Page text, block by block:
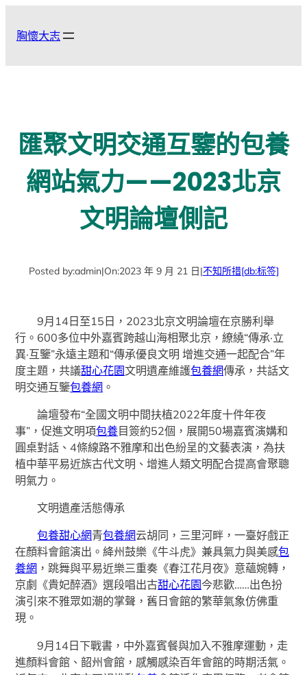
胸懷大志
匯聚文明交通互鑒的包養
網站氣力——2023北京
文明論壇側記
Posted by:admin|On:2023 年 9 月 21 日|不知所措[db:标签]
9月14日至15日，2023北京文明論壇在京勝利舉
行。600多位中外嘉賓跨越山海相聚北京，繚繞“傳承·立
異·互鑒”永遠主題和“傳承優良文明 增進交通一起配合”年
度主題，共議甜心花園文明遺產維護包養網傳承，共話文
明交通互鑒包養網 。
論壇發布“全國文明中間扶植2022年度十件年夜
事”，促進文明項包養目簽約52個，展開50場嘉賓演媾和
圓桌對話、4條線路不雅摩和出色紛呈的文藝表演，為扶
植中華平易近族古代文明、增進人類文明配合提高會聚聰
明氣力。
文明遺產活態傳承
包養甜心網青包養網云胡同，三里河畔，一臺好戲正
在顏料會館演出。絳州鼓樂《牛斗虎》兼具氣力與美感包
養網 ，跳舞與平易近樂三重奏《春江花月夜》意蘊婉轉，
京劇《貴妃醉酒》選段唱出古甜心花園今悲歡……出色扮
演引來不雅眾如潮的掌聲，舊日會館的繁華氣象仿佛重
現。
9月14日下戰書，中外嘉賓餐與加入不雅摩運動，走
進顏料會館、韶州會館，感觸感染百年會館的時期活氣。